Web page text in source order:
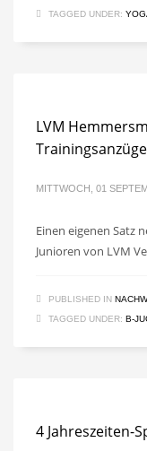
TAGGED UNDER:
LVM
Trainingsanzüge
MITTWOCH, 01
Einen eigenen Satz
Junioren von LVM
PUBLISHED IN
TAGGED UNDER: B-
4 Jahreszeiten-